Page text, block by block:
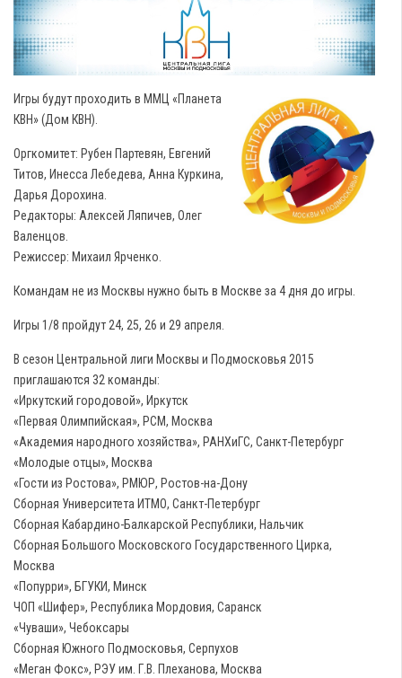
Игры будут проходить в ММЦ «Планета
КВН» (Дом КВН).
Оргкомитет: Рубен Партевян, Евгений
Титов, Инесса Лебедева, Анна Куркина,
Дарья Дорохина.
Редакторы: Алексей Ляпичев, Олег
Валенцов.
Режиссер: Михаил Ярченко.
Командам не из Москвы нужно быть в Москве за 4 дня до игры.
Игры 1/8 пройдут 24, 25, 26 и 29 апреля.
В сезон Центральной лиги Москвы и Подмосковья 2015
приглашаются 32 команды:
«Иркутский городовой», Иркутск
«Первая Олимпийская», РСМ, Москва
«Академия народного хозяйства», РАНХиГС, Санкт-Петербург
«Молодые отцы», Москва
«Гости из Ростова», РМЮР, Ростов-на-Дону
Сборная Университета ИТМО, Санкт-Петербург
Сборная Кабардино-Балкарской Республики, Нальчик
Сборная Большого Московского Государственного Цирка,
Москва
«Попурри», БГУКИ, Минск
ЧОП «Шифер», Республика Мордовия, Саранск
«Чуваши», Чебоксары
Сборная Южного Подмосковья, Серпухов
«Меган Фокс», РЭУ им. Г.В. Плеханова, Москва